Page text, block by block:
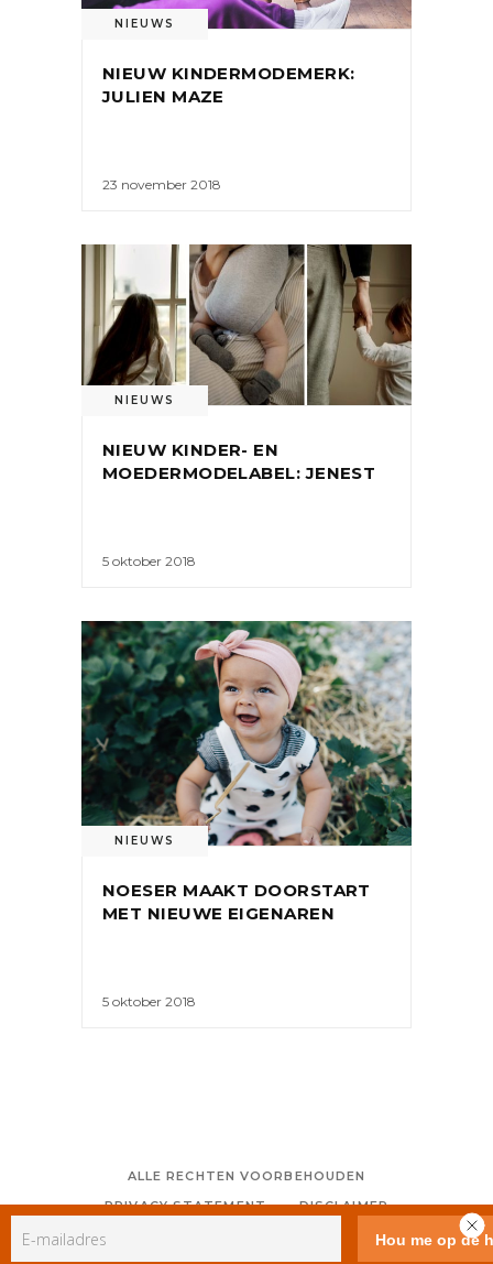
NIEUWS
NIEUW KINDERMODEMERK:
JULIEN MAZE
23 november 2018
NIEUWS
NIEUW KINDER- EN
MOEDERMODELABEL: JENEST
5 oktober 2018
NIEUWS
NOESER MAAKT DOORSTART
MET NIEUWE EIGENAREN
5 oktober 2018
ALLE RECHTEN VOORBEHOUDEN
PRIVACY STATEMENT
DISCLAIMER